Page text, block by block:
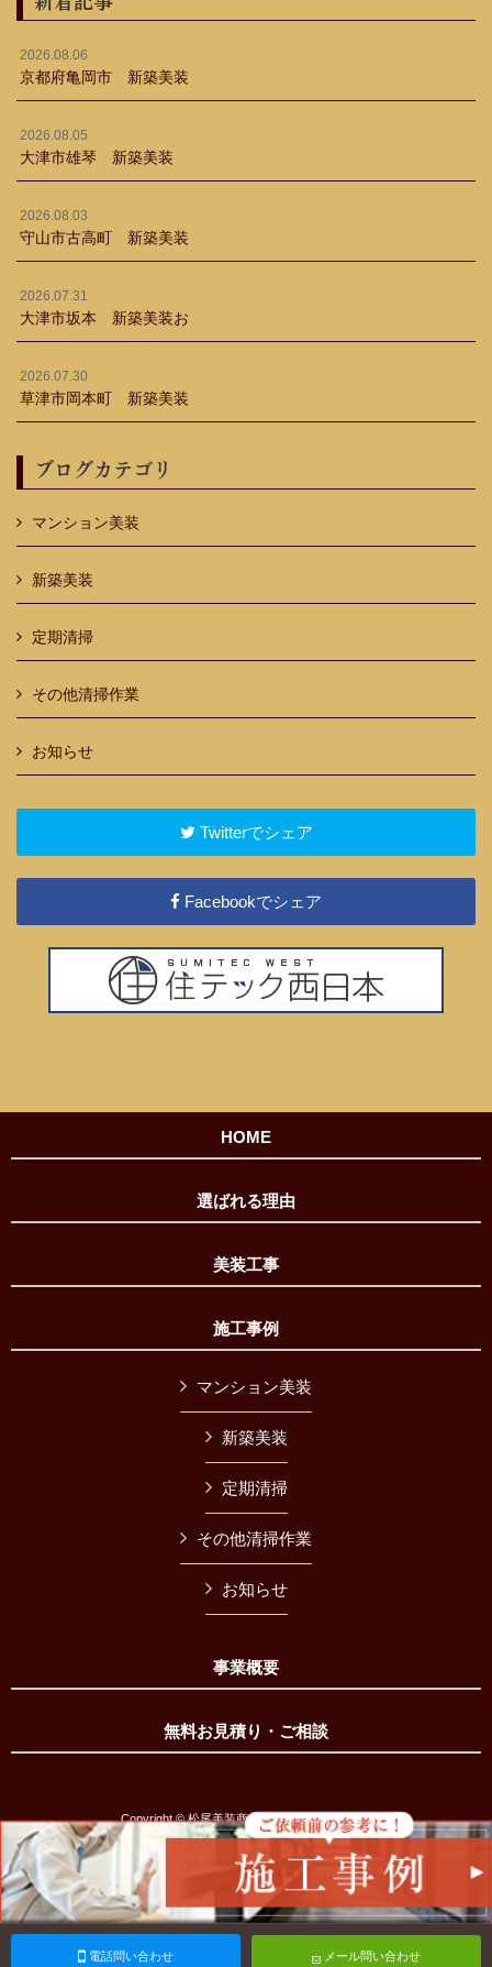
2026.08.06
京都府亀岡市 新築美装
2026.08.05
大津市雄琴 新築美装
2026.08.03
守山市古高町 新築美装
2026.07.31
大津市坂本 新築美装お
2026.07.30
草津市岡本町 新築美装
ブログカテゴリ
マンション美装
新築美装
定期清掃
その他清掃作業
お知らせ
Twitterでシェア
Facebookでシェア
HOME
選ばれる理由
美装工事
施工事例
マンション美装
新築美装
定期清掃
その他清掃作業
お知らせ
事業概要
無料お見積り・ご相談
Copyright © 松尾美装商会 All Rights Reserved.
電話問い合わせ メール問い合わせ